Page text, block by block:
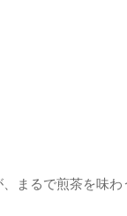
まるで煎茶を味わ